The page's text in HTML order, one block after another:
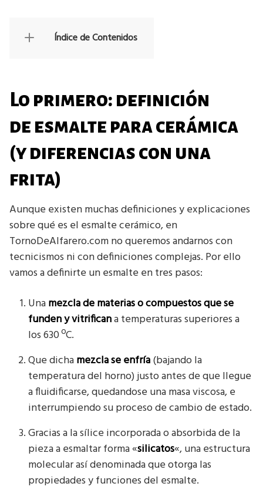
Índice de Contenidos
Lo primero: definición
de esmalte para cerámica
(y diferencias con una
frita)
Aunque existen muchas definiciones y explicaciones
sobre qué es el esmalte cerámico, en
TornoDeAlfarero.com no queremos andarnos con
tecnicismos ni con definiciones complejas. Por ello
vamos a definirte un esmalte en tres pasos:
Unamezcla de materias o compuestos que se
funden y vitrificana temperaturas superiores a
los 630 ºC.
Que dichamezcla se enfría(bajando la
temperatura del horno) justo antes de que llegue
a fluidificarse, quedandose una masa viscosa, e
interrumpiendo su proceso de cambio de estado.
Gracias a la sílice incorporada o absorbida de la
pieza a esmaltar forma «silicatos«, una estructura
molecular así denominada que otorga las
propiedades y funciones del esmalte.